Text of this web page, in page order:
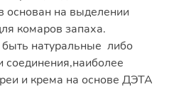
основан на выделении
комаров запаха.
натуральные либо
соединения,наиболее
и крема на основе ДЭТА